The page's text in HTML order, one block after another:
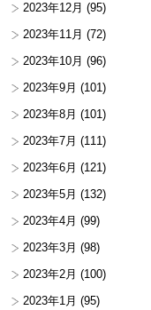
2023年12月 (95)
2023年11月 (72)
2023年10月 (96)
2023年9月 (101)
2023年8月 (101)
2023年7月 (111)
2023年6月 (121)
2023年5月 (132)
2023年4月 (99)
2023年3月 (98)
2023年2月 (100)
2023年1月 (95)